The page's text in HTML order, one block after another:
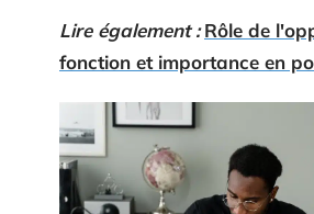
Lire également : Rôle de
fonction et importance en